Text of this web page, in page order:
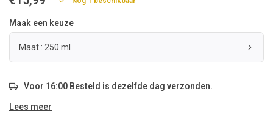
Maak een keuze
Maat : 250 ml
Voor 16:00 Besteld is dezelfde dag verzonden.
Lees meer